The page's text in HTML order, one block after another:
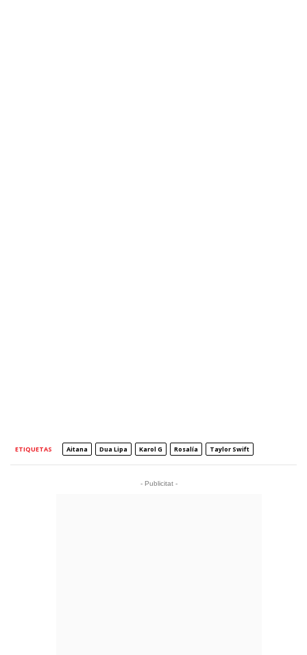
ETIQUETAS Aitana Dua Lipa Karol G Rosalía Taylor Swift
- Publicitat -